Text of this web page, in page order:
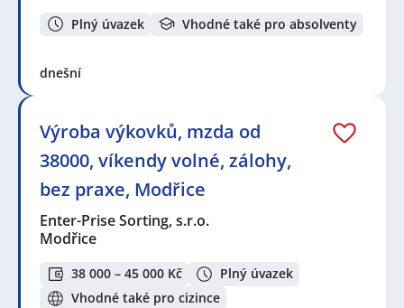
Plný úvazek Vhodné také pro absolventy
dnešní
Výroba výkovků, mzda od
38000, víkendy volné, zálohy,
bez praxe, Modřice
Enter-Prise Sorting, s.r.o.
Modřice
38 000 – 45 000 Kč
Plný úvazek
Vhodné také pro cizince